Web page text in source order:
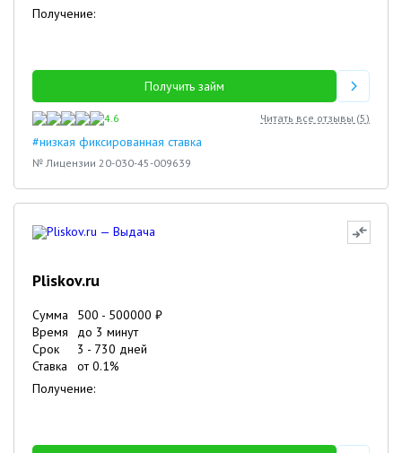
Получение:
Получить займ
4.6 Читать все отзывы (5)
#низкая фиксированная ставка
№ Лицензии 20-030-45-009639
Pliskov.ru
Сумма 500 - 500000 ₽
Время
до 3 минут
Срок
3 - 730 дней
Ставка
от0.1%
Получение: